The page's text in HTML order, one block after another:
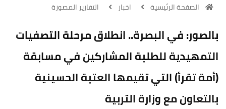
الصفحة الرئيسية اخبار التقارير المصورة
بالصور: في البصرة.. انطلاق مرحلة التصفيات
التمهيدية للطلبة المشاركين في مسابقة
(أمة تقرأ) التي تقيمها العتبة الحسينية
بالتعاون مع وزارة التربية